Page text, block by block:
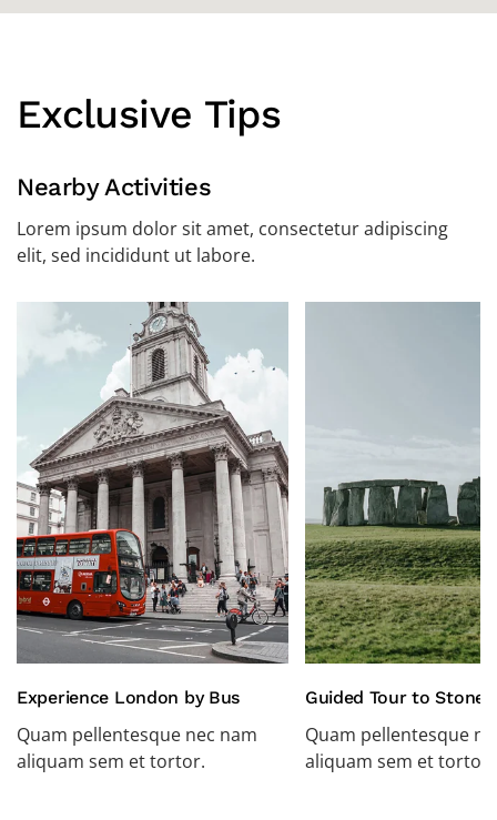
Exclusive Tips
Nearby Activities
Lorem ipsum dolor sit amet, consectetur adipiscing
elit, sed incididunt ut labore.
Experience London by Bus
Quam pellentesque nec nam
aliquam sem et tortor.
Guided Tour to
Quam pellentesque
aliquam sem et tortor.